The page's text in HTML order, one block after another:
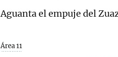
Aguanta el empuje del
Área 11